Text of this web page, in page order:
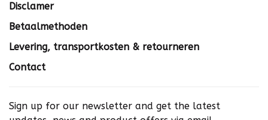
Disclamer
Betaalmethoden
Levering, transportkosten & retourneren
Contact
Sign up for our newsletter and get the latest